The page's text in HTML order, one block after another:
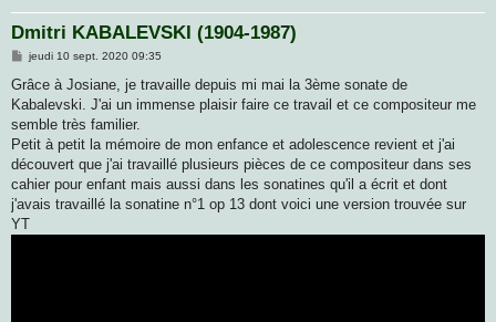
Dmitri KABALEVSKI (1904-1987)
M
s
a
g
jeudi 10 sept. 2020 09:35
Grâce à Josiane, je travaille depuis mi mai la 3ème sonate de
Kabalevski. J'ai un immense plaisir faire ce travail et ce compositeur me
semble très familier.
Petit à petit la mémoire de mon enfance et adolescence revient et j'ai
découvert que j'ai travaillé plusieurs pièces de ce compositeur dans ses
cahier pour enfant mais aussi dans les sonatines qu'il a écrit et dont
j'avais travaillé la sonatine n°1 op 13 dont voici une version trouvée sur
YT